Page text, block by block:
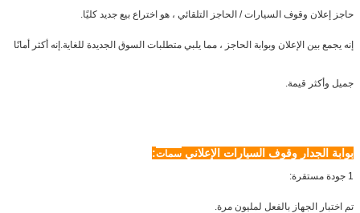
حاجز إعلان وقوف السيارات / الحاجز التلقائي ، هو اختراع بيع جديد كليًا.
إنه يجمع بين الإعلان وبوابة الحاجز ، مما يلبي متطلبات السوق الجديدة للغاية.إنه أكثر أمانًا
جميل وأكثر قيمة.
بوابة الجدار وقوف السيارات الإعلاني سمات:
1 جودة مستقرة:
تم اختبار الجهاز بالفعل لمليون مرة.